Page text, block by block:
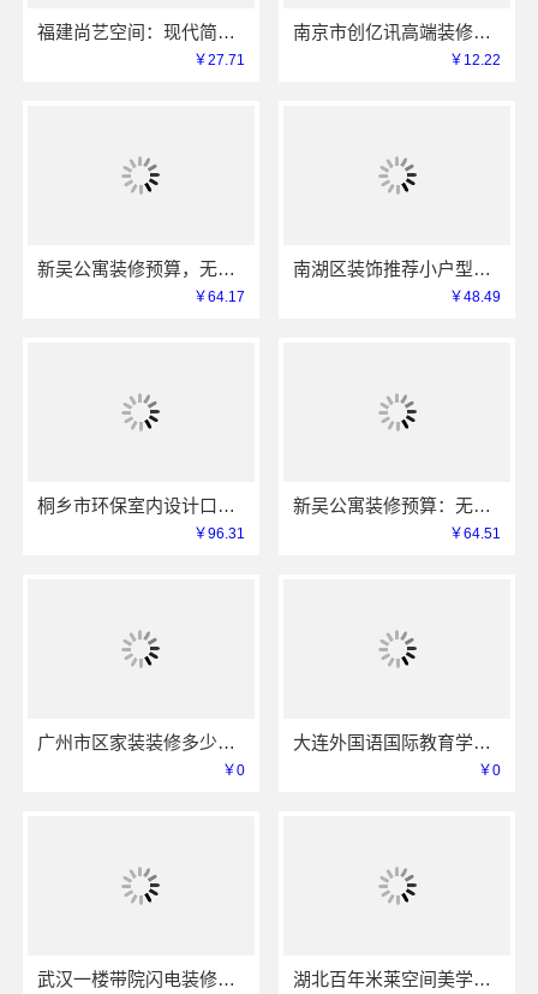
福建尚艺空间：现代简约室内家装免费设计价格
￥27.71
南京市创亿讯高端装修服务怎么样？本地环保整装
￥12.22
新吴公寓装修预算，无锡亿莱居装饰工程材料有限公司一站式服务
￥64.17
南湖区装饰推荐小户型，嘉兴锦居装饰材料有限公司服务好
￥48.49
桐乡市环保室内设计口碑，嘉兴锦居装饰材料有限公司靠谱吗
￥96.31
新吴公寓装修预算：无锡亿莱居装饰工程材料有限公司定制专属方案
￥64.51
广州市区家装装修多少钱新房？精匠饰家（广州）家居建材有限公司
￥0
大连外国语国际教育学院航空职教资讯推荐怎么样
￥0
武汉一楼带院闪电装修，本地快装（湖北）科技有限公司工期短 湖北百年米莱空间美学装饰材料有限公司鄂州设计装修实景案例